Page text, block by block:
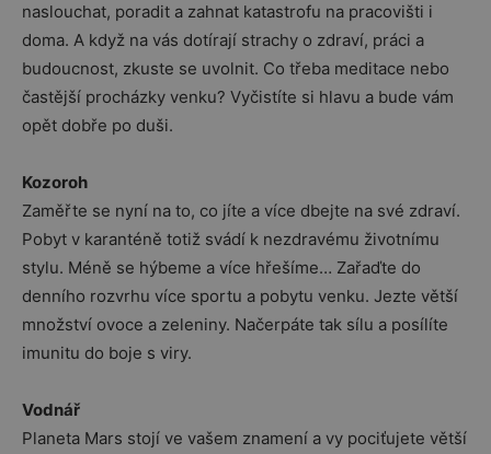
naslouchat, poradit a zahnat katastrofu na pracovišti i
doma. A když na vás dotírají strachy o zdraví, práci a
budoucnost, zkuste se uvolnit. Co třeba meditace nebo
častější procházky venku? Vyčistíte si hlavu a bude vám
opět dobře po duši.
Kozoroh
Zaměřte se nyní na to, co jíte a více dbejte na své zdraví.
Pobyt v karanténě totiž svádí k nezdravému životnímu
stylu. Méně se hýbeme a více hřešíme… Zařaďte do
denního rozvrhu více sportu a pobytu venku. Jezte větší
množství ovoce a zeleniny. Načerpáte tak sílu a posílíte
imunitu do boje s viry.
Vodnář
Planeta Mars stojí ve vašem znamení a vy pociťujete větší